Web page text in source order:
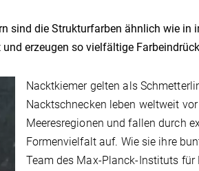
sind die Strukturfarben ähnlich wie in
erzeugen so vielfältige
Nacktkiemer gelten als
Nacktschnecken leben weltweit
Meeresregionen und fallen durch
Formenvielfalt auf. Wie sie ihre
Team des Max-Planck-Instituts für